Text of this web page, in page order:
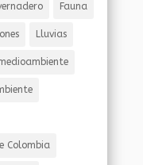
Fauna
Lluvias
Colombia